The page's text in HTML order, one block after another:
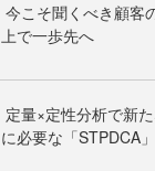
今こそ聞くべき顧
上で一歩先へ
定量×定性分析で新
に必要な「STPDCA」